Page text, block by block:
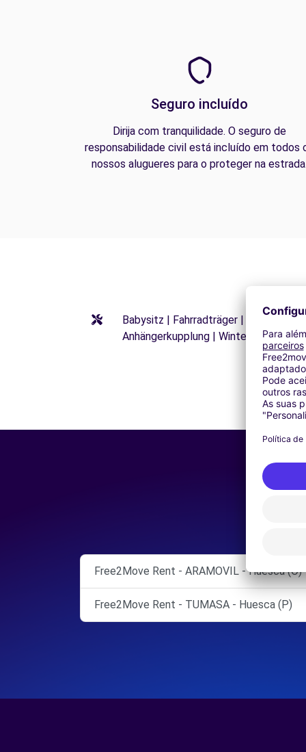
Seguro incluído
Dirija com tranquilidade. O seguro de
responsabilidade civil está incluído em todos
nossos alugueres para o proteger na
Babysitz | Fahrradträger |
Anhängerkupplung | Winterreifen
Free2Move Rent - ARAMOVIL - Huesca (O)
Free2Move Rent - TUMASA - Huesca (P)